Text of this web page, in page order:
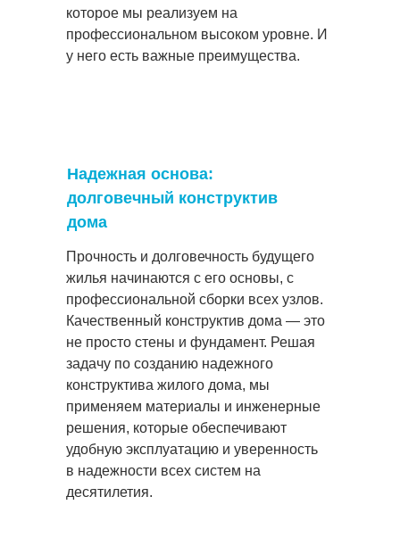
которое мы реализуем на
профессиональном высоком уровне. И
у него есть важные преимущества.
Прочность и долговечность будущего
жилья начинаются с его основы, с
профессиональной сборки всех узлов.
Качественный конструктив дома — это
не просто стены и фундамент. Решая
задачу по созданию надежного
конструктива жилого дома, мы
применяем материалы и инженерные
решения, которые обеспечивают
удобную эксплуатацию и уверенность
в надежности всех систем на
десятилетия.
Надежная основа:
долговечный конструктив
дома